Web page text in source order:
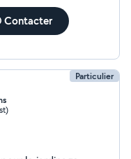
Contacter
Particulier